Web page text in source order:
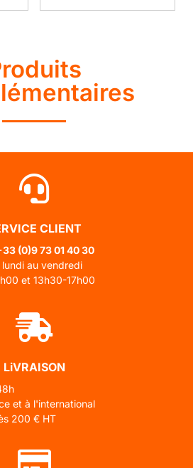
CLIENT
(0)9 73 01 40 30
lundi au vendredi
et 13h30-17h00
LiVRAISON
et à l'international
200 € HT